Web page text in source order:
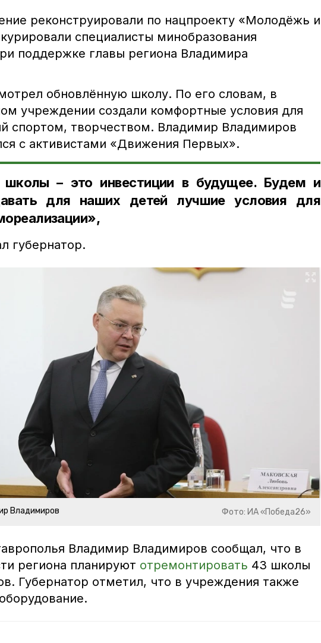
реконструировали по нацпроекту «Молодёжь и
специалисты минобразования
поддержке главы региона Владимира
обновлённую школу. По его словам, в
учреждении создали комфортные условия для
спортом, творчеством. Владимир Владимиров
с активистами «Движения Первых».
– это инвестиции в будущее. Будем и
для наших детей лучшие условия для
губернатор.
Владимиров Фото: ИА «Победа26»
Владимир Владимиров сообщал, что в
региона планируют отремонтировать 43 школы
Губернатор отметил, что в учреждения также